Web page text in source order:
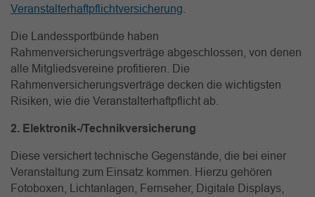
Veranstalterhaftpflichtversicherung
Die Landessportbünde haben
Rahmenversicherungsverträge abgeschlossen, von denen
alle Mitgliedsvereine profitieren. Die
Rahmenversicherungsverträge decken die wichtigsten
Risiken, wie die Veranstalterhaftpflicht ab.
2. Elektronik-/Technikversicherung
Diese versichert technische Gegenstände, die bei einer
Veranstaltung zum Einsatz kommen. Hierzu gehören
Fotoboxen, Lichtanlagen, Fernseher, Digitale Displays,